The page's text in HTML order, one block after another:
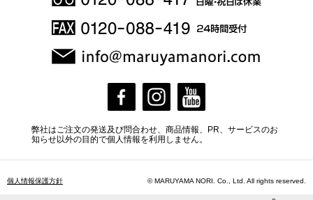
弊社はご注文の発送及び問合わせ、商品情報、PR、サービスのお
知らせ以外の目的で個人情報を利用しません。
個人情報保護方針 © MARUYAMA NORI. Co., Ltd. All rights reserved.